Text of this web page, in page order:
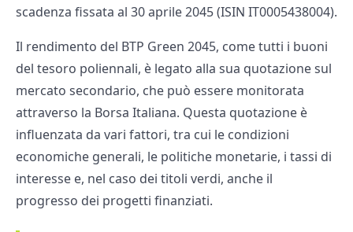
scadenza fissata al 30 aprile 2045 (ISIN IT0005438004).
Il rendimento del BTP Green 2045, come tutti i buoni
del tesoro poliennali, è legato alla sua quotazione sul
mercato secondario, che può essere monitorata
attraverso la Borsa Italiana. Questa quotazione è
influenzata da vari fattori, tra cui le condizioni
economiche generali, le politiche monetarie, i tassi di
interesse e, nel caso dei titoli verdi, anche il
progresso dei progetti finanziati.